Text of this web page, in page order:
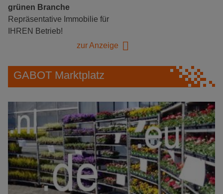
grünen Branche
Repräsentative Immobilie für
IHREN Betrieb!
zur Anzeige
GABOT Marktplatz